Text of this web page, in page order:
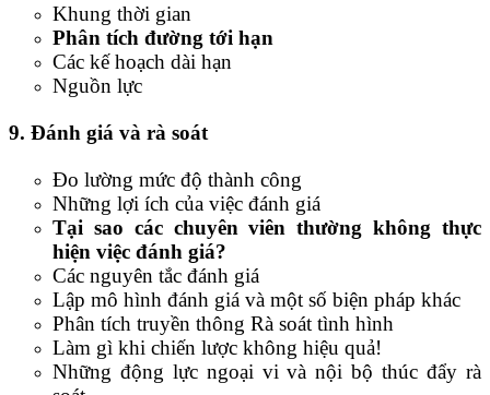
Khung thời gian
Phân tích đường tới hạn
Các kế hoạch dài hạn
Nguồn lực
9. Đánh giá và rà soát
Đo lường mức độ thành công
Những lợi ích của việc đánh giá
Tại sao các chuyên viên thường không thực
hiện việc đánh giá?
Các nguyên tắc đánh giá
Lập mô hình đánh giá và một số biện pháp khác
Phân tích truyền thông Rà soát tình hình
Làm gì khi chiến lược không hiệu quả!
Những động lực ngoại vi và nội bộ thúc đẩy rà